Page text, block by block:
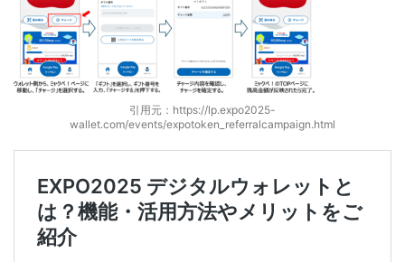
引用元：https://lp.expo2025-
wallet.com/events/expotoken_referralcampaign.html